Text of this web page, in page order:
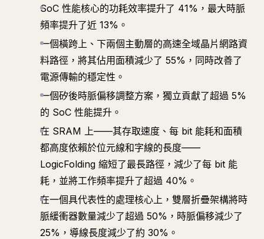
SoC 性能核心的功耗效率提升了 41%，最大時脈
頻率提升了近 13%。
一個橫跨上、下兩個主動層的高速全域晶片網路資
料路徑，將其佔用面積減少了 55%，同時改善了
電源傳輸的穩定性。
一個矽後時脈偏移調整方案，獨立貢獻了超過 5%
的 SoC 性能提升。
在 SRAM 上——其存取速度、每 bit 能耗和面積
都高度依賴於位元線和字線的長度——
LogicFolding 縮短了最長路徑，減少了每 bit 能
耗，並將工作頻率提升了超過 40%。
在一個具代表性的處理核心上，雙層折疊架構將時
脈緩衝器數量減少了超過 50%，時脈偏移減少了
25%，導線長度減少了約 30%。